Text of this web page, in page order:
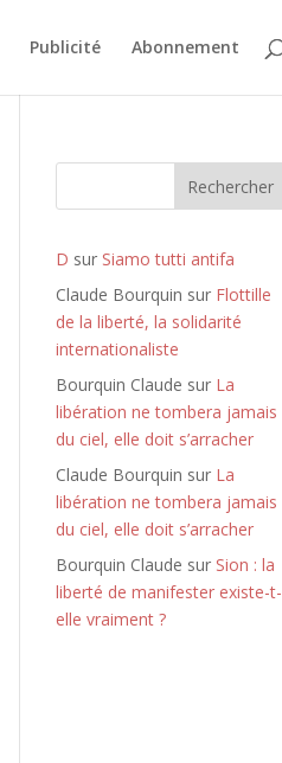
Publicité Abonnement
Rechercher
D sur Siamo tutti antifa
Claude Bourquin sur Flottille
de la liberté, la solidarité
internationaliste
Bourquin Claude sur La
libération ne tombera jamais
du ciel, elle doit s’arracher
Claude Bourquin sur La
libération ne tombera jamais
du ciel, elle doit s’arracher
Bourquin Claude sur Sion : la
liberté de manifester existe-t-
elle vraiment ?